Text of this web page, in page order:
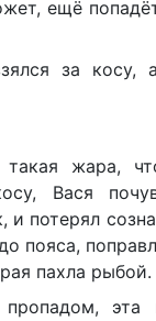
ещё
за косу,
такая жара,
Вася
и потерял
пояса,
пахла рыбой.
эта